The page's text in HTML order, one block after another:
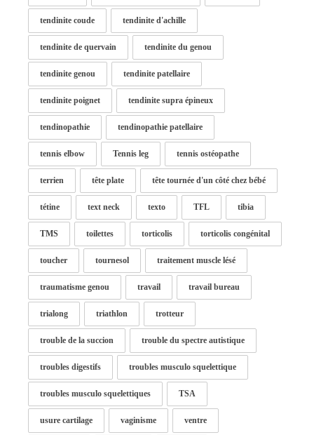
tendinite coude tendinite d'achille
tendinite de quervain tendinite du genou
tendinite genou tendinite patellaire
tendinite poignet tendinite supra épineux
tendinopathie tendinopathie patellaire
tennis elbow Tennis leg tennis ostéopathe
terrien tête plate tête tournée d'un côté chez bébé
tétine text neck texto TFL tibia
TMS toilettes torticolis torticolis congénital
toucher tournesol traitement muscle lésé
traumatisme genou travail travail bureau
trialong triathlon trotteur
trouble de la succion trouble du spectre autistique
troubles digestifs troubles musculo squelettique
troubles musculo squelettiques TSA
usure cartilage vaginisme ventre